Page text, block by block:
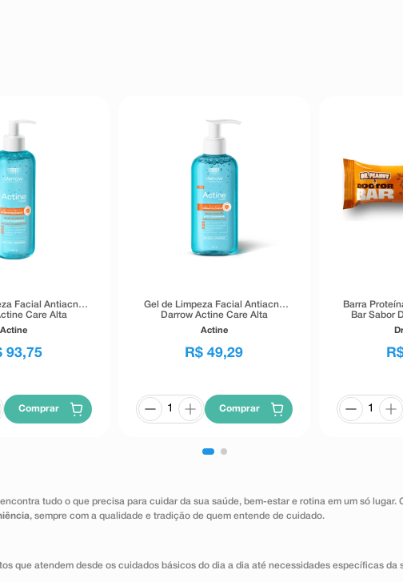
Facial Antiacne
Care Alta
400g
Actine
93,75
Comprar
Gel de Limpeza Facial Antiacne
Darrow Actine Care Alta
Tolerância 140g
Actine
R$ 49,29
Comprar
Barra
Bar Sabor
tudo o que precisa para cuidar da sua saúde, bem-estar e rotina em um só
, sempre com a qualidade e tradição de quem entende de cuidado.
que atendem desde os cuidados básicos do dia a dia até necessidades específicas da